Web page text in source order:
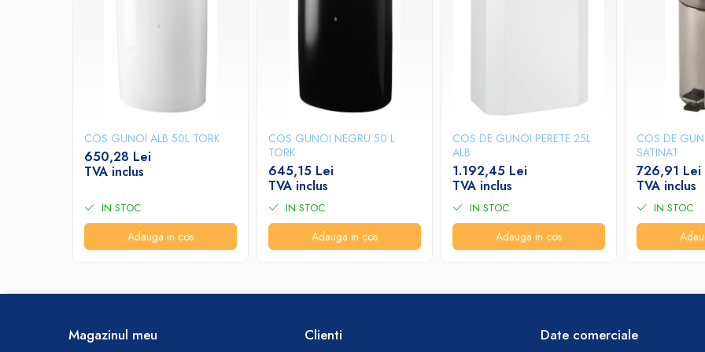
Consumabile hartie
Acoperitori toaleta
Prosoape hartie pliate
Servetele masa & faciale
COS GUNOI ALB 50L TORK
650,28 Lei
TVA inclus
IN STOC
Adauga in cos
COS GUNOI NEGRU 50 L
TORK
645,15 Lei
TVA inclus
IN STOC
Adauga in cos
COS DE GUNOI PERETE 25L
ALB
1.192,45 Lei
TVA inclus
IN STOC
Adauga in cos
COS DE
SATINAT
726,91 Lei
TVA inclus
IN STOC
Magazinul meu Clienti Date comerciale